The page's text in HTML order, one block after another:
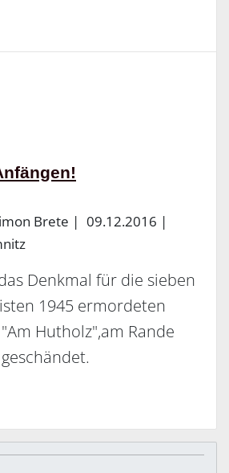
Brete | 09.12.2016 |
Denkmal für die sieben
1945 ermordeten
Hutholz",am Rande